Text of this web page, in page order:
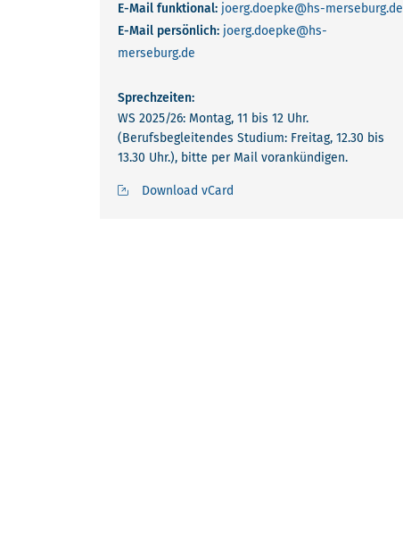
E-Mail funktional: joerg.doepke@hs-merseburg.de
E-Mail persönlich: joerg.doepke@hs-
merseburg.de
Sprechzeiten:
WS 2025/26: Montag, 11 bis 12 Uhr.
(Berufsbegleitendes Studium: Freitag, 12.30 bis
13.30 Uhr.), bitte per Mail vorankündigen.
Download vCard